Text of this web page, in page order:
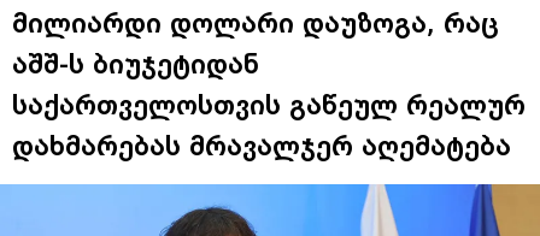
მილიარდი დოლარი დაუზოგა, რაც
აშშ-ს ბიუჯეტიდან
საქართველოსთვის გაწეულ რეალურ
დახმარებას მრავალჯერ აღემატება